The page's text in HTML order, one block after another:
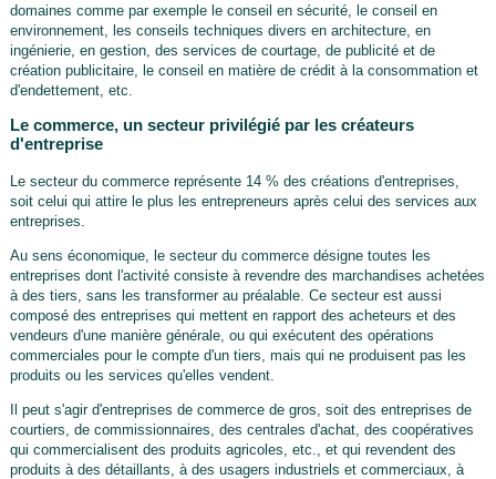
domaines comme par exemple le conseil en sécurité, le conseil en
environnement, les conseils techniques divers en architecture, en
ingénierie, en gestion, des services de courtage, de publicité et de
création publicitaire, le conseil en matière de crédit à la consommation et
d'endettement, etc.
Le commerce, un secteur privilégié par les créateurs
d'entreprise
Le secteur du commerce représente 14 % des créations d'entreprises,
soit celui qui attire le plus les entrepreneurs après celui des services aux
entreprises.
Au sens économique, le secteur du commerce désigne toutes les
entreprises dont l'activité consiste à revendre des marchandises achetées
à des tiers, sans les transformer au préalable. Ce secteur est aussi
composé des entreprises qui mettent en rapport des acheteurs et des
vendeurs d'une manière générale, ou qui exécutent des opérations
commerciales pour le compte d'un tiers, mais qui ne produisent pas les
produits ou les services qu'elles vendent.
Il peut s'agir d'entreprises de commerce de gros, soit des entreprises de
courtiers, de commissionnaires, des centrales d'achat, des coopératives
qui commercialisent des produits agricoles, etc., et qui revendent des
produits à des détaillants, à des usagers industriels et commerciaux, à